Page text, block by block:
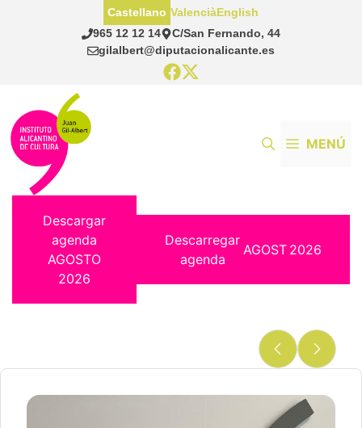
965 12 12 14
C/San Fernando, 44
gilalbert@diputacionalicante.es
Castellano ValenciàEnglish
MENÚ
Descargar
agenda
AGOSTO
2026
Descarregar
agenda
AGOST 2026